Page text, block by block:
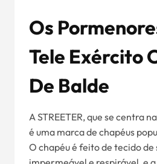
Os
TEle Exército
De Balde
A STREETER, que se centra
é uma marca de chapéus
O chapéu é feito de tecido